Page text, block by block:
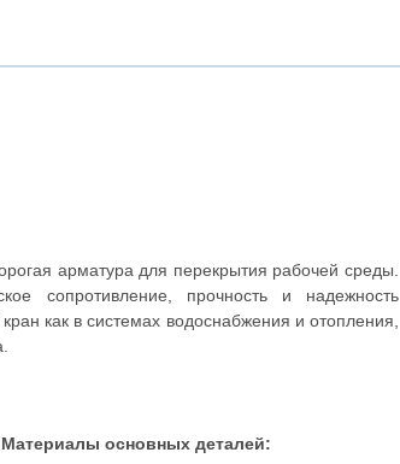
арматура для перекрытия рабочей среды.
сопротивление, прочность и надежность
как в системах водоснабжения и отопления,
Материалы основных деталей: